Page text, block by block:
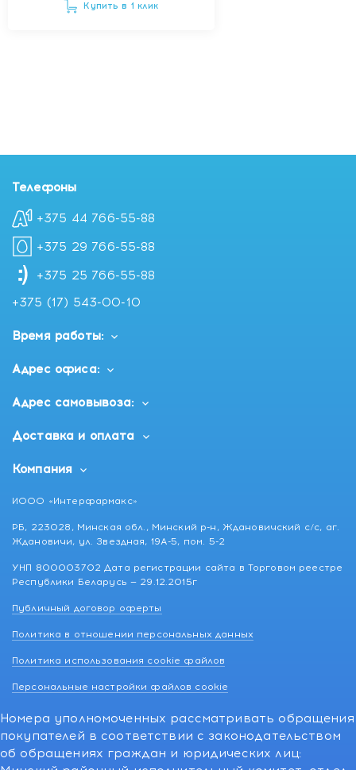
Купить в 1 клик
Телефоны
+375 44 766-55-88
+375 29 766-55-88
+375 25 766-55-88
+375 (17) 543-00-10
Время работы:
Адрес офиса:
Адрес самовывоза:
Доставка и оплата
Компания
ИООО «Интерфармакс»
РБ, 223028, Минская обл., Минский р-н, Ждановичский с/с, аг.
Ждановичи, ул. Звездная, 19А-5, пом. 5-2
УНП 800003702 Дата регистрации сайта в Торговом реестре
Республики Беларусь — 29.12.2015г
Публичный договор оферты
Политика в отношении персональных данных
Политика использования cookie файлов
Персональные настройки файлов cookie
Номера уполномоченных рассматривать обращения
покупателей в соответствии с законодательством
об обращениях граждан и юридических лиц: